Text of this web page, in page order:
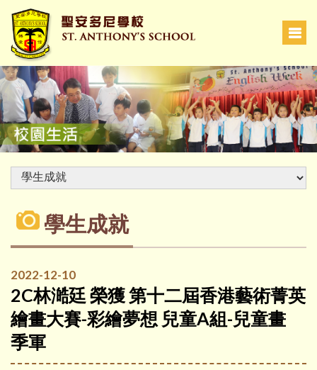
學生成就
2022-12-10
2C林澔廷 榮獲 第十二屆香港藝術菁英
繪畫大賽-彩繪夢想 兒童A組-兒童畫
季軍